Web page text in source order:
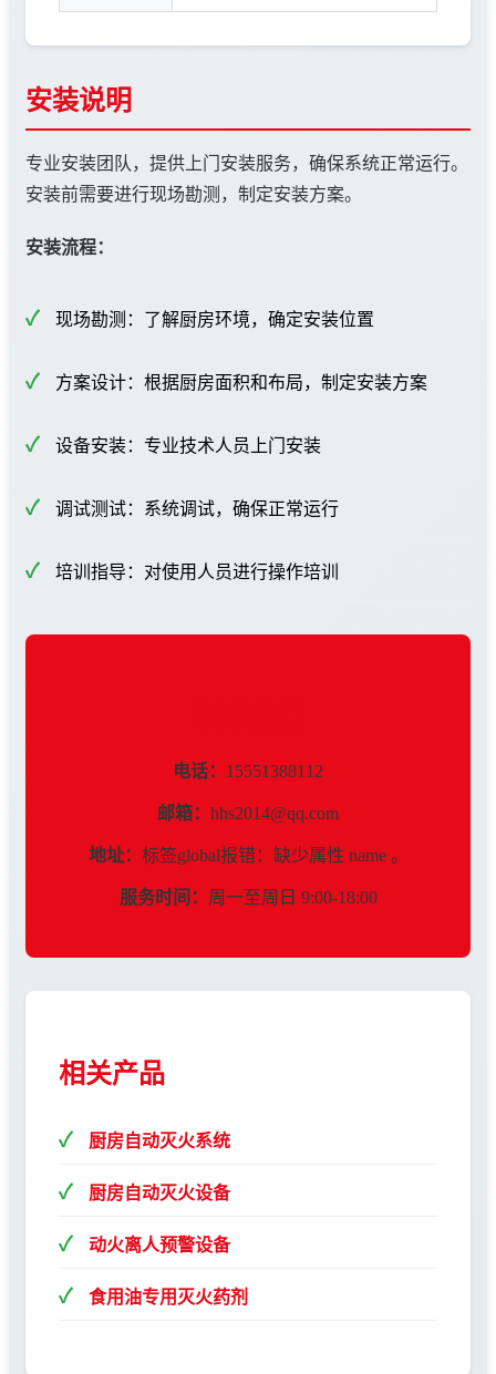
安装说明
专业安装团队，提供上门安装服务，确保系统正常运行。
安装前需要进行现场勘测，制定安装方案。
安装流程：
现场勘测：了解厨房环境，确定安装位置
方案设计：根据厨房面积和布局，制定安装方案
设备安装：专业技术人员上门安装
调试测试：系统调试，确保正常运行
培训指导：对使用人员进行操作培训
电话： 15551388112
邮箱： hhs2014@qq.com
地址： 标签global报错：缺少属性 name 。
服务时间： 周一至周日 9:00-18:00
相关产品
厨房自动灭火系统
厨房自动灭火设备
动火离人预警设备
食用油专用灭火药剂